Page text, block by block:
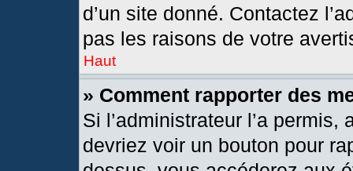
d’un site donné. Contactez
pas les raisons de votre
Haut
» Comment rapporter des
Si l’administrateur l’a
devriez voir un bouton pour